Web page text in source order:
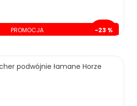
PROMOCJA -23 %
209.00 zł 269.00 zł
podwójnie łamane Horze